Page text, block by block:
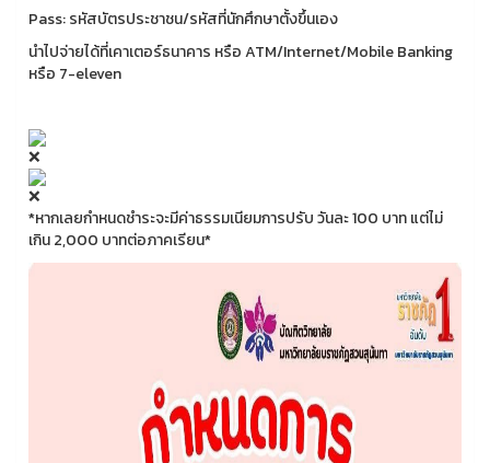
Pass: รหัสบัตรประชาชน/รหัสที่นักศึกษาตั้งขึ้นเอง
นำไปจ่ายได้ที่เคาเตอร์ธนาคาร หรือ ATM/Internet/Mobile Banking
หรือ 7-eleven
*หากเลยกำหนดชำระจะมีค่าธรรมเนียมการปรับ วันละ 100 บาท แต่ไม่
เกิน 2,000 บาทต่อภาคเรียน*